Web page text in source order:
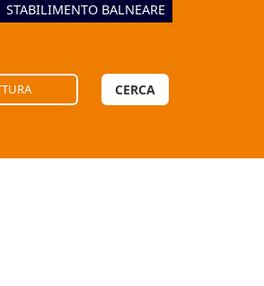
STABILIMENTO BALNEARE
CERCA